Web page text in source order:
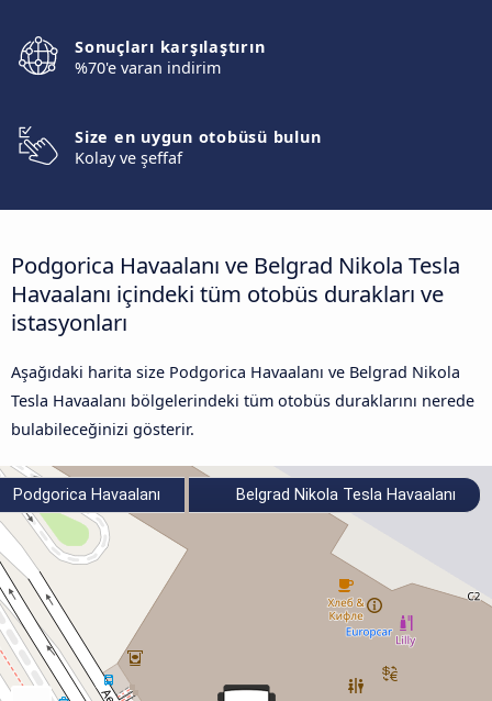
Sonuçları karşılaştırın
%70'e varan indirim
Size en uygun otobüsü bulun
Kolay ve şeffaf
Podgorica Havaalanı ve Belgrad Nikola Tesla
Havaalanı içindeki tüm otobüs durakları ve
istasyonları
Aşağıdaki harita size Podgorica Havaalanı ve Belgrad Nikola
Tesla Havaalanı bölgelerindeki tüm otobüs duraklarını nerede
bulabileceğinizi gösterir.
Podgorica Havaalanı Belgrad Nikola Tesla Havaalanı